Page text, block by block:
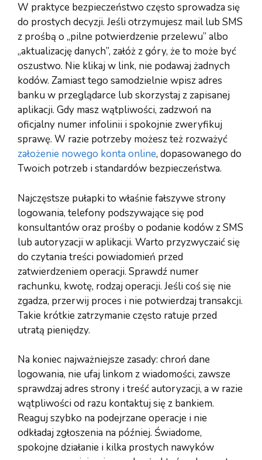
W praktyce bezpieczeństwo często sprowadza się
do prostych decyzji. Jeśli otrzymujesz mail lub SMS
z prośbą o „pilne potwierdzenie przelewu” albo
„aktualizację danych”, załóż z góry, że to może być
oszustwo. Nie klikaj w link, nie podawaj żadnych
kodów. Zamiast tego samodzielnie wpisz adres
banku w przeglądarce lub skorzystaj z zapisanej
aplikacji. Gdy masz wątpliwości, zadzwoń na
oficjalny numer infolinii i spokojnie zweryfikuj
sprawę. W razie potrzeby możesz też rozważyć
założenie nowego konta online, dopasowanego do
Twoich potrzeb i standardów bezpieczeństwa.
Najczęstsze pułapki to właśnie fałszywe strony
logowania, telefony podszywające się pod
konsultantów oraz prośby o podanie kodów z SMS
lub autoryzacji w aplikacji. Warto przyzwyczaić się
do czytania treści powiadomień przed
zatwierdzeniem operacji. Sprawdź numer
rachunku, kwotę, rodzaj operacji. Jeśli coś się nie
zgadza, przerwij proces i nie potwierdzaj transakcji.
Takie krótkie zatrzymanie często ratuje przed
utratą pieniędzy.
Na koniec najważniejsze zasady: chroń dane
logowania, nie ufaj linkom z wiadomości, zawsze
sprawdzaj adres strony i treść autoryzacji, a w razie
wątpliwości od razu kontaktuj się z bankiem.
Reaguj szybko na podejrzane operacje i nie
odkładaj zgłoszenia na później. Świadome,
spokojne działanie i kilka prostych nawyków